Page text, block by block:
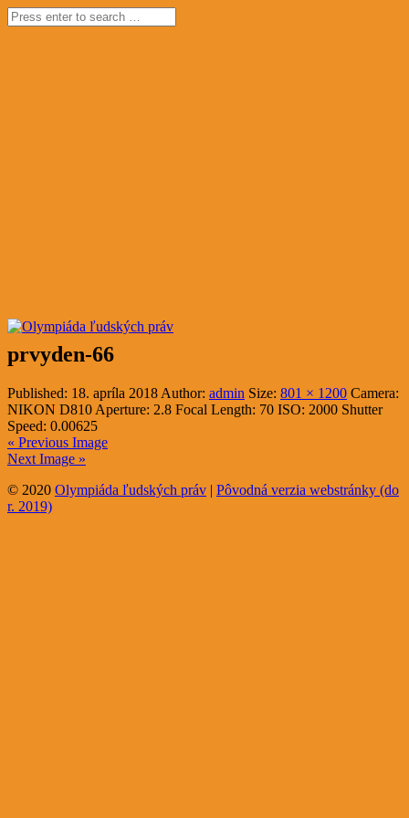
prvyden-66
Published: 18. apríla 2018 Author: admin Size: 801 × 1200 Camera:
NIKON D810 Aperture: 2.8 Focal Length: 70 ISO: 2000 Shutter
Speed: 0.00625
« Previous Image
Next Image »
© 2020 Olympiáda ľudských práv | Pôvodná verzia webstránky (do
r. 2019)